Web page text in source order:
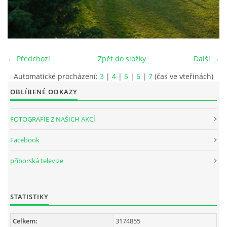
INTERNÍ SEKCE
← Předchozí Další →
Zpět do složky
Automatické procházení: 3 | 4 | 5 | 6 | 7 (čas ve vteřinách)
OBLÍBENÉ ODKAZY
FOTOGRAFIE Z NAŠICH AKCÍ
Facebook
příborská televize
STATISTIKY
Celkem: 3174855